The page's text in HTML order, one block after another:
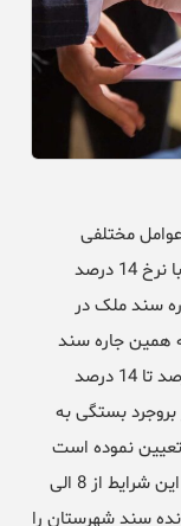
مختلفی
بستگی دارد ، برای مثال اجاره سند در تهران با نرخ 14 درصد
درصد و یا اجاره سند ملک در
، به همین جاره سند
وثیقه در بروجرد با توجه به شرایط شما از 8 درصد تا 14 درصد
بروجرد بستگی به
تعیین نموده است
دارد ، هزینه اجاره وثیقه در بروجرد با توجه به این شرایط از 8 الی
سند شهرستان را